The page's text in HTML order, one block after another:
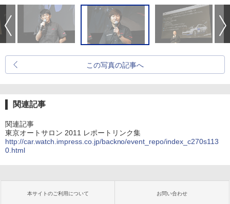
この写真の記事へ
関連記事
関連記事
東京オートサロン 2011 レポートリンク集
http://car.watch.impress.co.jp/backno/event_repo/index_c270s113
0.html
本サイトのご利用について お問い合わせ